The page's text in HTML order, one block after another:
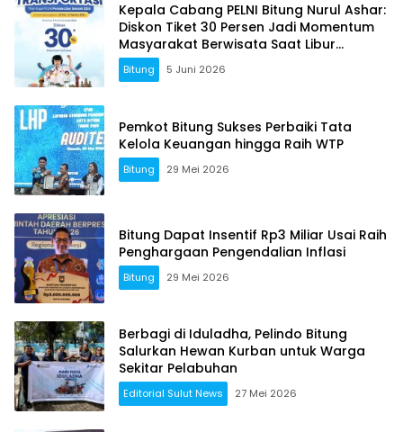
Kepala Cabang PELNI Bitung Nurul Ashar:
Diskon Tiket 30 Persen Jadi Momentum
Masyarakat Berwisata Saat Libur
Sekolah
Bitung 5 Juni 2026
Pemkot Bitung Sukses Perbaiki Tata
Kelola Keuangan hingga Raih WTP
Bitung 29 Mei 2026
Bitung Dapat Insentif Rp3 Miliar Usai Raih
Penghargaan Pengendalian Inflasi
Bitung 29 Mei 2026
Berbagi di Iduladha, Pelindo Bitung
Salurkan Hewan Kurban untuk Warga
Sekitar Pelabuhan
Editorial Sulut News 27 Mei 2026